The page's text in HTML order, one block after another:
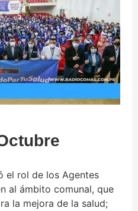
el rol de los Agentes
al ámbito comunal, que
la mejora de la salud;